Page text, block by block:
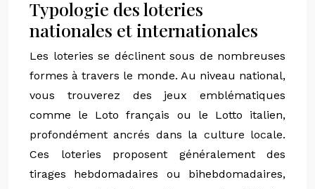
Typologie des loteries
nationales et internationales
Les loteries se déclinent sous de nombreuses
formes à travers le monde. Au niveau national,
vous trouverez des jeux emblématiques
comme le Loto français ou le Lotto italien,
profondément ancrés dans la culture locale.
Ces loteries proposent généralement des
tirages hebdomadaires ou bihebdomadaires,